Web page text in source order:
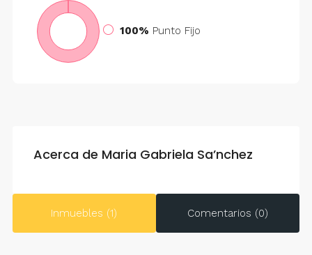
100% Punto Fijo
Acerca de Maria Gabriela Sa’nchez
Inmuebles (1) Comentarios (0)